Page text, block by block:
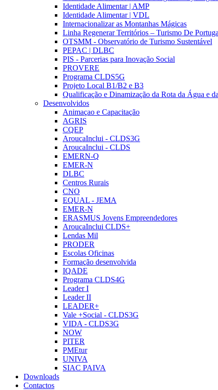
Identidade Alimentar | AMP
Identidade Alimentar | VDL
Internacionalizar as Montanhas Mágicas
Linha Regenerar Territórios – Turismo De
OTSMM - Observatório de Turismo Sustentável
PEPAC | DLBC
PIS - Parcerias para Inovação Social
PROVERE
Programa CLDS5G
Projeto Local B1/B2 e B3
Qualificação e Dinamização da Rota da Água e
Desenvolvidos
Animaçao e Capacitação
AGRIS
CQEP
AroucaInclui - CLDS3G
AroucaInclui - CLDS
EMERN-Q
EMER-N
DLBC
Centros Rurais
CNO
EQUAL - JEMA
EMER-N
ERASMUS Jovens Empreendedores
AroucaInclui CLDS+
Lendas Mil
PRODER
Escolas Oficinas
Formação desenvolvida
IQADE
Programa CLDS4G
Leader I
Leader II
LEADER+
Vale +Social - CLDS3G
VIDA - CLDS3G
NOW
PITER
PMEtur
UNIVA
SIAC PAIVA
Downloads
Contactos